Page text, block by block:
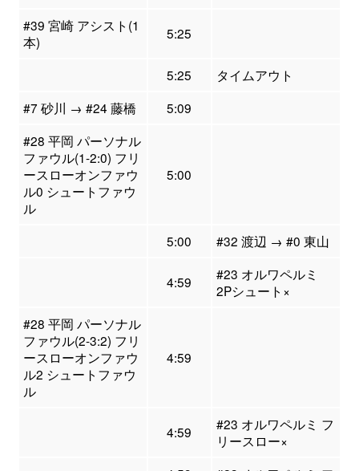
#39 宮崎 アシスト(1
本)
5:25
5:25
タイムアウト
#7 砂川 → #24 藤橋
5:09
#28 平岡 パーソナル
ファウル(1-2:0) フリ
ースローオンファウ
ル0 シュートファウ
ル
5:00
5:00 #32 渡辺 → #0 東山
4:59
#23 オルワペルミ
2Pシュート×
#28 平岡 パーソナル
ファウル(2-3:2) フリ
ースローオンファウ
ル2 シュートファウ
ル
4:59
4:59
#23 オルワペルミ フ
リースロー×